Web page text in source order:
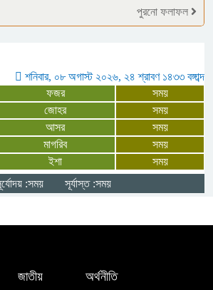
৪ আগস্টের হামলার স্মৃতিচারণ করে
আবেগঘন বক্তব্য ছাত্রলীগ নেতা শাফায়েত
অভির
সিরাজগঞ্জের বেলকুচিতে বজ্রপাতে কলেজ
ছাত্রের মৃত্যু
পুরনো ফলাফল
শনিবার, ০৮ অগাস্ট ২০২৬, ২৪ শ্রাবণ ১৪৩৩ বঙ্গাব্দ
ফজর
সময়
জোহর
সময়
আসর
সময়
মাগরিব
সময়
ইশা
সময়
:সময়
সূর্যাস্ত :সময়
জাতীয়
অর্থনীতি